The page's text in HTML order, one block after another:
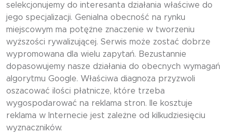
selekcjonujemy do interesanta działania właściwe do
jego specjalizacji. Genialna obecność na rynku
miejscowym ma potężne znaczenie w tworzeniu
wyższości rywalizującej. Serwis może zostać dobrze
wypromowana dla wielu zapytań. Bezustannie
dopasowujemy nasze działania do obecnych wymagań
algorytmu Google. Właściwa diagnoza przyzwoli
oszacować ilości płatnicze, które trzeba
wygospodarować na reklama stron. Ile kosztuje
reklama w Internecie jest zależne od kilkudziesięciu
wyznaczników.